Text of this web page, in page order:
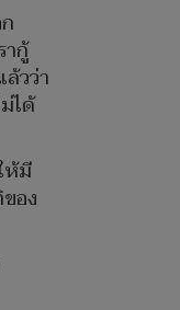
กู้
วว่า
ได้
ห้มี
อง